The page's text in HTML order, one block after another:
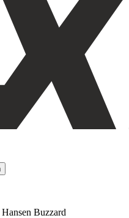
Buzzard